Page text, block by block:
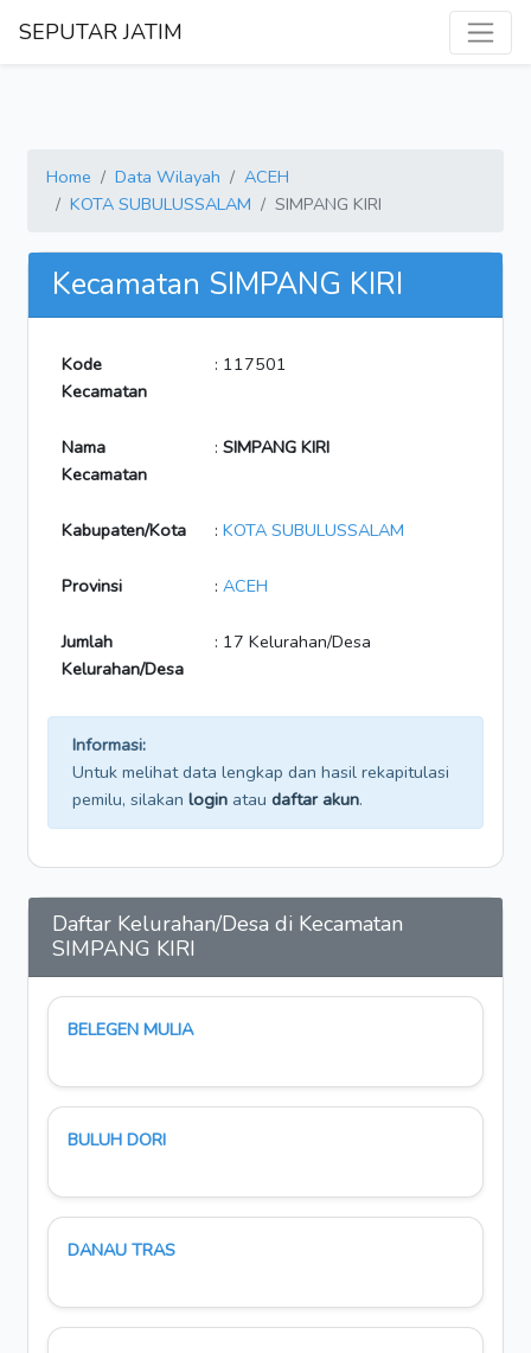
SEPUTAR JATIM
Home Data Wilayah
ACEH
KOTA SUBULUSSALAM
SIMPANG KIRI
Kecamatan SIMPANG KIRI
Kode
Kecamatan
: 117501
Nama
Kecamatan
: SIMPANG KIRI
Kabupaten/Kota : KOTA SUBULUSSALAM
Provinsi : ACEH
Jumlah
Kelurahan/Desa
: 17 Kelurahan/Desa
Informasi:
Untuk melihat data lengkap dan hasil rekapitulasi
pemilu, silakan login atau daftar akun.
Daftar Kelurahan/Desa di Kecamatan
SIMPANG KIRI
BELEGEN MULIA
BULUH DORI
DANAU TRAS